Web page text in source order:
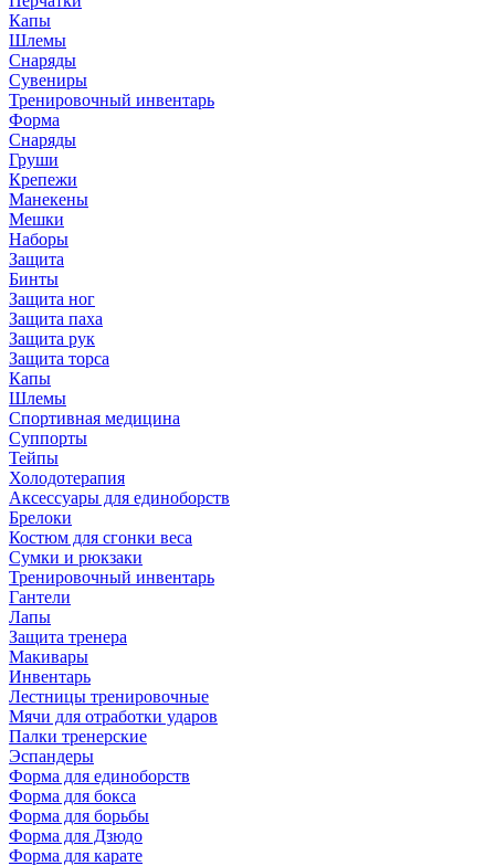
Капы
Шлемы
Снаряды
Сувениры
Тренировочный инвентарь
Форма
Снаряды
Груши
Крепежи
Манекены
Мешки
Наборы
Защита
Бинты
Защита ног
Защита паха
Защита рук
Защита торса
Капы
Шлемы
Спортивная медицина
Суппорты
Тейпы
Холодотерапия
Аксессуары для единоборств
Брелоки
Костюм для сгонки веса
Сумки и рюкзаки
Тренировочный инвентарь
Гантели
Лапы
Защита тренера
Макивары
Инвентарь
Лестницы тренировочные
Мячи для отработки ударов
Палки тренерские
Эспандеры
Форма для единоборств
Форма для бокса
Форма для борьбы
Форма для Дзюдо
Форма для карате